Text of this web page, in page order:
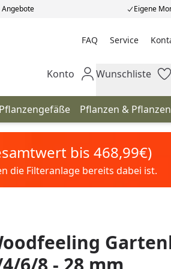
Eigene
FAQ Service
Mein Konto
Konto Wunschliste
Wunschliste
Pflanzen &
bis 468,99€)
die Filteranlage bereits dabei ist.